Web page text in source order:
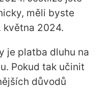
měli byste
května 2024.
je platba dluhu na
Pokud tak učinit
důvodů